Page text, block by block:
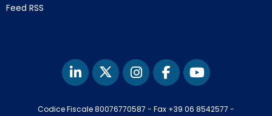
Feed RSS
Codice Fiscale 80076770587 - Fax +39 06 8542577 -